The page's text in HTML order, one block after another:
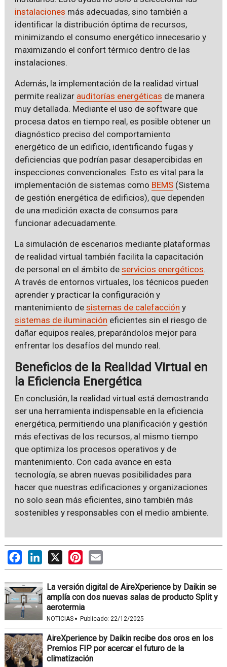
instalaciones más adecuadas, sino también a
identificar la distribución óptima de recursos,
minimizando el consumo energético innecesario y
maximizando el confort térmico dentro de las
instalaciones.
Además, la implementación de la realidad virtual
permite realizar auditorías energéticas de manera
muy detallada. Mediante el uso de software que
procesa datos en tiempo real, es posible obtener un
diagnóstico preciso del comportamiento
energético de un edificio, identificando fugas y
deficiencias que podrían pasar desapercibidas en
inspecciones convencionales. Esto es vital para la
implementación de sistemas como BEMS(Sistema
de gestión energética de edificios), que dependen
de una medición exacta de consumos para
funcionar adecuadamente.
La simulación de escenarios mediante plataformas
de realidad virtual también facilita la capacitación
de personal en el ámbito de servicios energéticos.
A través de entornos virtuales, los técnicos pueden
aprender y practicar la configuración y
mantenimiento de sistemas de calefacción y
sistemas de iluminación eficientes sin el riesgo de
dañar equipos reales, preparándolos mejor para
enfrentar los desafíos del mundo real.
Beneficios de la Realidad Virtual en
la Eficiencia Energética
En conclusión, la realidad virtual está demostrando
ser una herramienta indispensable en la eficiencia
energética, permitiendo una planificación y gestión
más efectivas de los recursos, al mismo tiempo
que optimiza los procesos operativos y de
mantenimiento. Con cada avance en esta
tecnología, se abren nuevas posibilidades para
hacer que nuestras edificaciones y organizaciones
no solo sean más eficientes, sino también más
sostenibles y responsables con el medio ambiente.
FacebookLinkedIn
X PinterestEmail
La versión digital de AireXperience by Daikin se
amplía con dos nuevas salas de producto Split y
aerotermia
NOTICIAS · Publicado: 22/12/2025
AireXperience by Daikin recibe dos oros en los
Premios FIP por acercar el futuro de la
climatización